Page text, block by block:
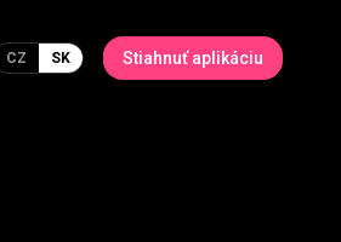
CZ SK Stiahnuť aplikáciu